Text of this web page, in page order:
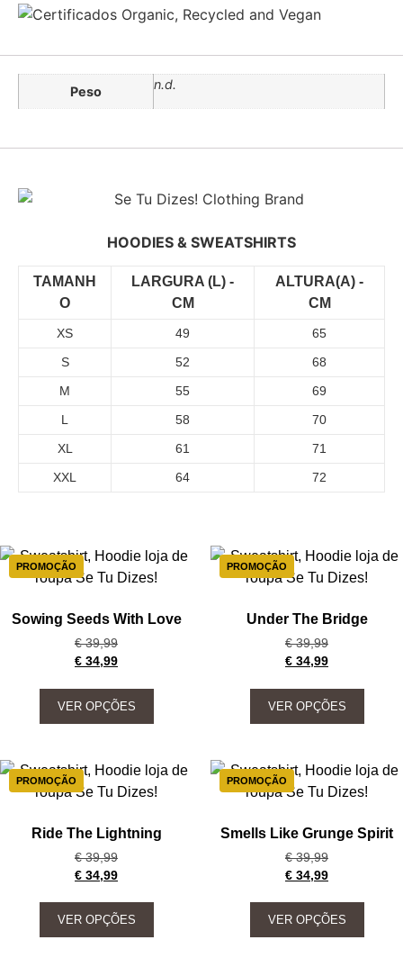
Peso n.d.
HOODIES & SWEATSHIRTS
TAMANH
O
LARGURA (L) -
CM
ALTURA(A) -
CM
XS 49
65
S
52
68
M
55
69
L
58
70
XL
61
71
XXL
64 72
PROMOÇÃO
Sowing Seeds With Love
€39,99
€ 34,99
VER OPÇÕES
PROMOÇÃO
Under The Bridge
€39,99
€ 34,99
VER OPÇÕES
PROMOÇÃO
Ride The Lightning
€39,99
€ 34,99
VER OPÇÕES
PROMOÇÃO
Smells Like Grunge Spirit
€39,99
€ 34,99
VER OPÇÕES